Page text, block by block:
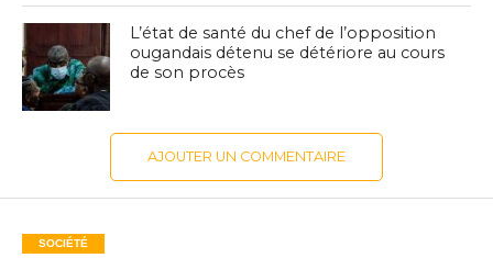
L’état de santé du chef de l’opposition
ougandais détenu se détériore au cours
de son procès
AJOUTER UN COMMENTAIRE
SOCIÉTÉ